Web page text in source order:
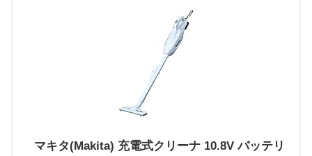
マキタ(Makita) 充電式クリーナ 10.8V バッテリ